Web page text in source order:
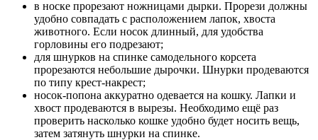
в носке прорезают ножницами дырки. Прорези должны
удобно совпадать с расположением лапок, хвоста
животного. Если носок длинный, для удобства
горловины его подрезают;
для шнурков на спинке самодельного корсета
прорезаются небольшие дырочки. Шнурки продеваются
по типу крест-накрест;
носок-попона аккуратно одевается на кошку. Лапки и
хвост продеваются в вырезы. Необходимо ещё раз
проверить насколько кошке удобно будет носить вещь,
затем затянуть шнурки на спинке.